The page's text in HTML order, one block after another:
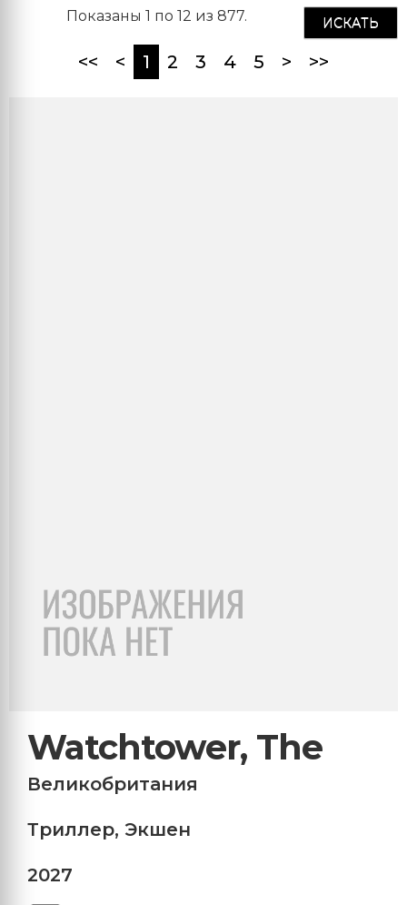
ИСКАТЬ
Показаны 1 по 12 из 877.
<< < 1 (current)
2 3 4 5 > >>
Watchtower, The
Великобритания
Триллер, Экшен
2027